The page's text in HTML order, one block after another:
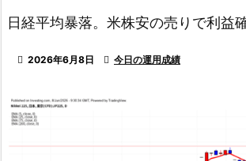
日経平均暴落。米株安の売りで利益
 2026年6月8日  今日の運用成績